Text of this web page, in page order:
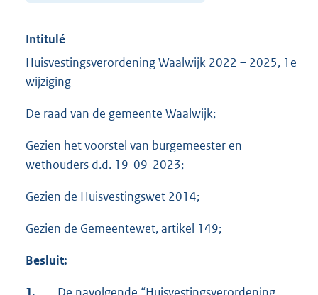
Intitulé
Huisvestingsverordening Waalwijk 2022 – 2025, 1e
wijziging
De raad van de gemeente Waalwijk;
Gezien het voorstel van burgemeester en
wethouders d.d. 19-09-2023;
Gezien de Huisvestingswet 2014;
Gezien de Gemeentewet, artikel 149;
Besluit: